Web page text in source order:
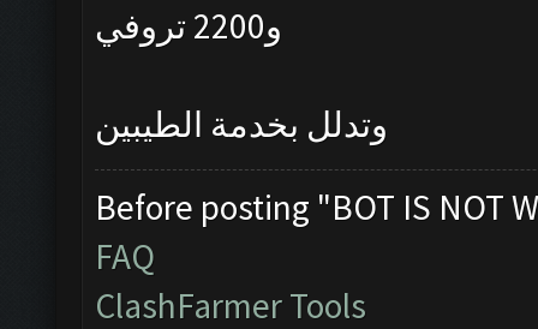
و2200 تروفي
وتدلل بخدمة الطيبين
Before posting "BOT IS NOT
FAQ
ClashFarmer Tools